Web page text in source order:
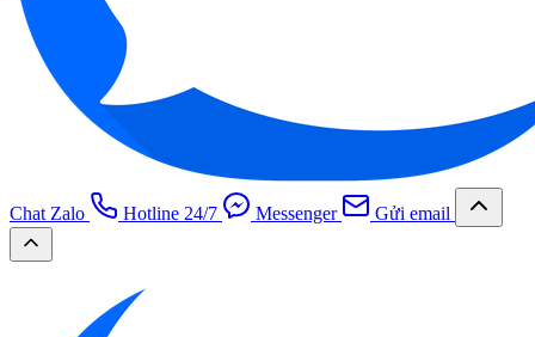
Chat Zalo Hotline 24/7 Messenger Gửi email